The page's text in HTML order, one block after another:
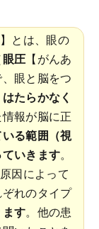
とは、眼の
眼圧 【がんあ
眼と脳をつ
たらかなく
報が脳に正
いる範囲（視
いきます。
因によって
れのタイプ
す。他の患